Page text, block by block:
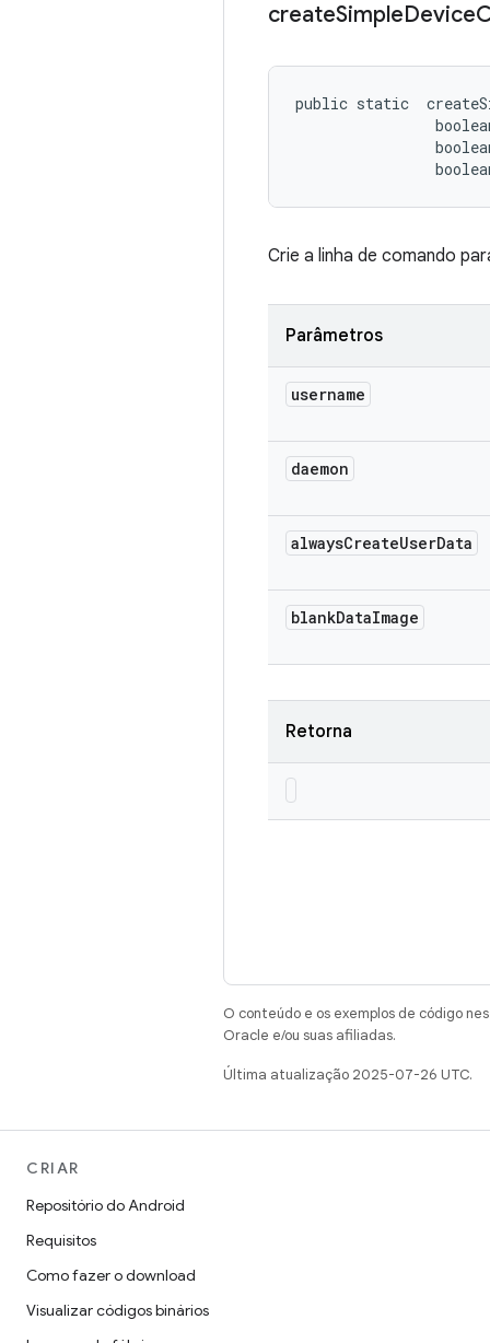
createSimpleDevice
public static
Crie a linha de comando
Parâmetros
username
daemon
alwaysCreateUserData
blankDataImage
Retorna
O conteúdo e os exemplos de código
Oracle e/ou suas afiliadas.
Última atualização 2025-07-26 UTC.
CRIAR
Repositório do Android
Requisitos
Como fazer o download
Visualizar códigos binários